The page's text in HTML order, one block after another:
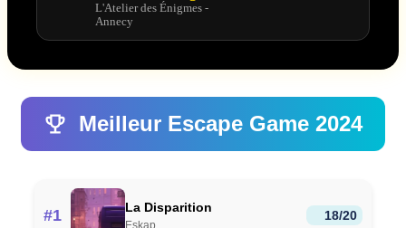
L'Atelier des Énigmes -
Annecy
Meilleur Escape Game 2024
#1 La Disparition
Eskap
18/20